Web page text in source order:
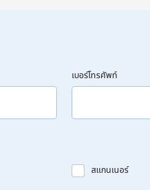
เบอร์โทรศัพท์
สแกนเนอร์